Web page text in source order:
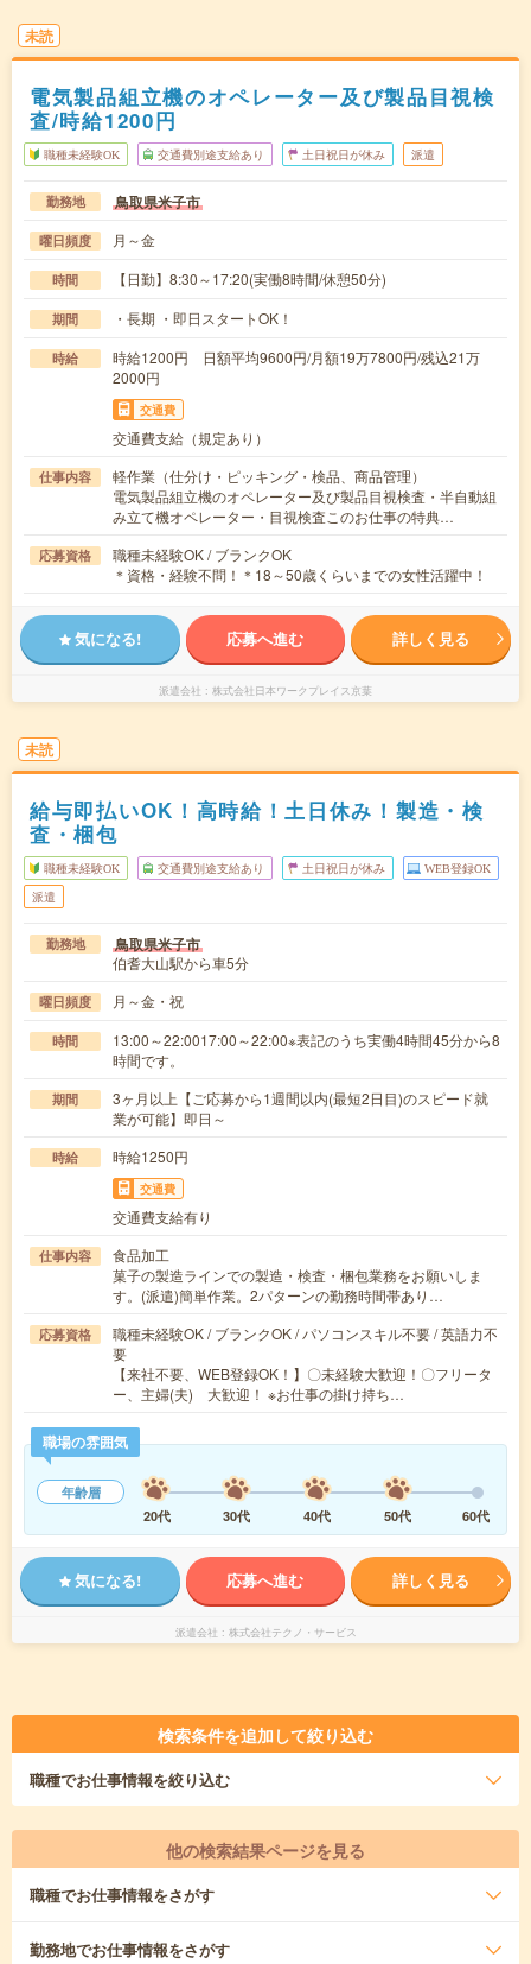
未読
電気製品組立機のオペレーター及び製品目視検
査/時給1200円
職種未経験OK 交通費別途支給あり 土日祝日が休み 派遣
勤務地 鳥取県米子市
曜日頻度 月～金
時間 【日勤】8:30～17:20(実働8時間/休憩50分)
期間 ・長期 ・即日スタートOK！
時給
時給1200円 日額平均9600円/月額19万7800円/残込21万
2000円
交通費
交通費支給（規定あり）
仕事内容
軽作業（仕分け・ピッキング・検品、商品管理）
電気製品組立機のオペレーター及び製品目視検査・半自動組
み立て機オペレーター・目視検査このお仕事の特典…
応募資格
職種未経験OK / ブランクOK
＊資格・経験不問！＊18～50歳くらいまでの女性活躍中！
気になる! 応募へ進む 詳しく見る
派遣会社 株式会社日本ワークプレイス京葉
未読
給与即払いOK！高時給！土日休み！製造・検
査・梱包
職種未経験OK 交通費別途支給あり 土日祝日が休み WEB登録OK
派遣
勤務地 鳥取県米子市
伯耆大山駅から車5分
曜日頻度 月～金・祝
時間
13:00～22:0017:00～22:00※表記のうち実働4時間45分から8
時間です。
期間
3ヶ月以上【ご応募から1週間以内(最短2日目)のスピード就
業が可能】即日～
時給 時給1250円
交通費
交通費支給有り
仕事内容
食品加工
菓子の製造ラインでの製造・検査・梱包業務をお願いしま
す。(派遣)簡単作業。2パターンの勤務時間帯あり…
応募資格
職種未経験OK / ブランクOK / パソコンスキル不要 / 英語力不
要
【来社不要、WEB登録OK！】〇未経験大歓迎！〇フリータ
ー、主婦(夫) 大歓迎！ ※お仕事の掛け持ち…
職場の雰囲気
年齢層
20代
30代 40代 50代 60代
気になる! 応募へ進む 詳しく見る
派遣会社 株式会社テクノ・サービス
検索条件を追加して絞り込む
職種でお仕事情報を絞り込む
他の検索結果ページを見る
職種でお仕事情報をさがす
勤務地でお仕事情報をさがす